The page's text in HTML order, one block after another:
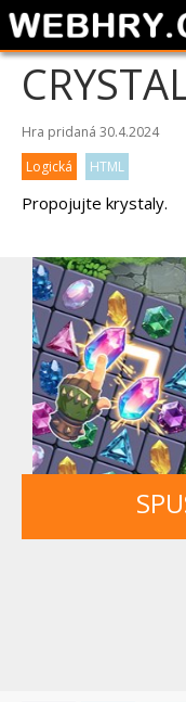
Hra pridaná 30.4.2024
Logická
HTML
Propojujte krystaly.